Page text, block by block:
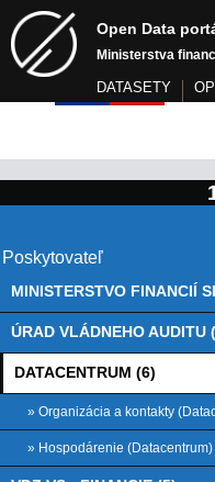
Open Data
Ministerstva
DATASETY
Poskytovateľ
MINISTERSTVO FINANCIÍ
ÚRAD VLÁDNEHO AUDITU
DATACENTRUM (6)
» Organizácia a kontakty
» Hospodárenie (Datacentrum)